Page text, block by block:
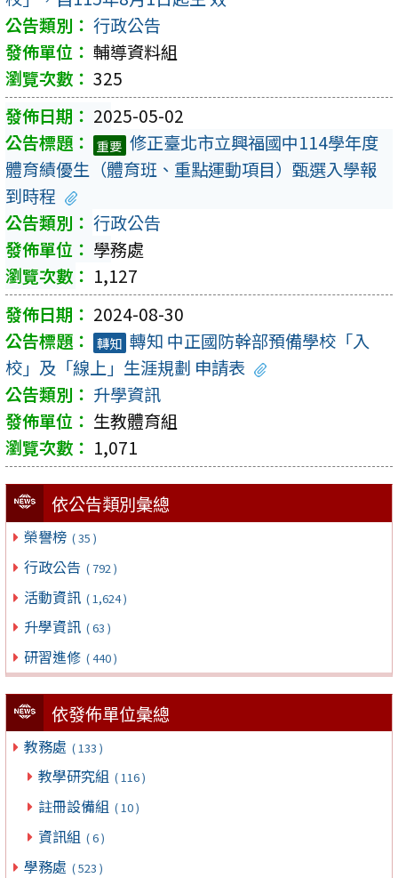
依公告類別彙總
榮譽榜 ( 35 )
行政公告 ( 792 )
活動資訊 ( 1,624 )
升學資訊 ( 63 )
研習進修 ( 440 )
依發佈單位彙總
教務處 ( 133 )
教學研究組 ( 116 )
註冊設備組 ( 10 )
資訊組 ( 6 )
學務處 ( 523 )
行政公告
輔導資料組
325
2025-05-02
重要 修正臺北市立興福國中114學年度
體育績優生（體育班、重點運動項目）甄選入學報
到時程
行政公告
學務處
1,127
2024-08-30
轉知 轉知 中正國防幹部預備學校「入
校」及「線上」生涯規劃 申請表
升學資訊
生教體育組
1,071